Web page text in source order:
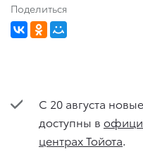
Поделиться
С 20 августа новые
доступны в
центрах Тойота.